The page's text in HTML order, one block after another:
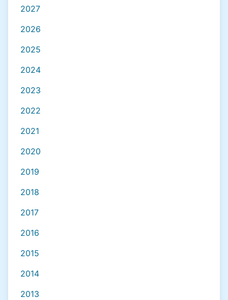
2027
2026
2025
2024
2023
2022
2021
2020
2019
2018
2017
2016
2015
2014
2013